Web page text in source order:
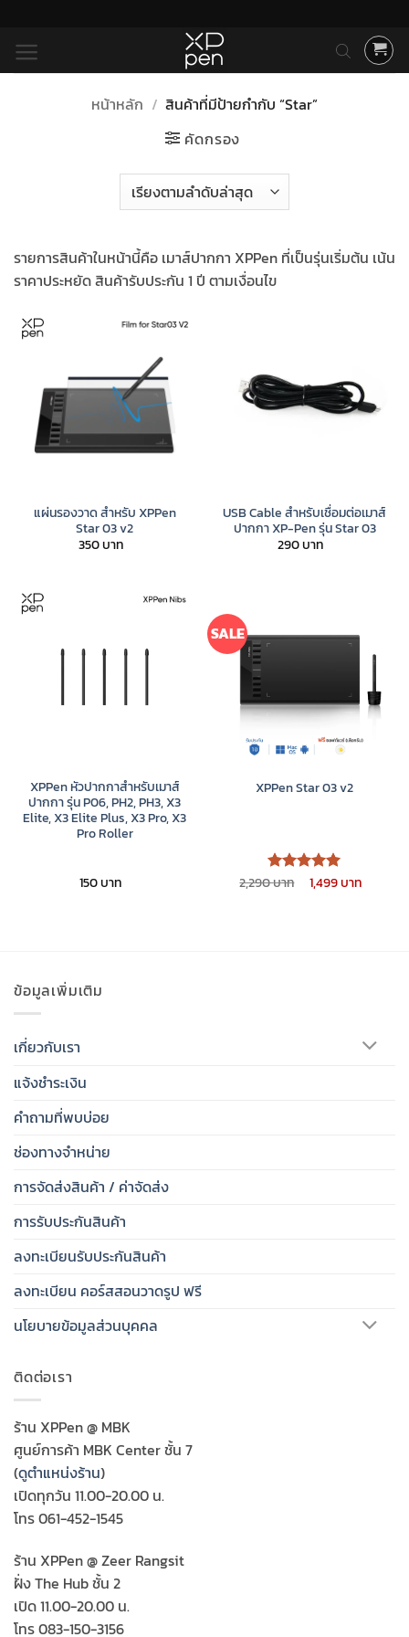
ยัง
เนื้อหา
หน้าหลัก / สินค้าที่มีป้ายกำกับ “Star”
คัดกรอง
รายการสินค้าในหน้านี้คือ เมาส์ปากกา XPPen ที่เป็นรุ่นเริ่มต้น เน้น
ราคาประหยัด สินค้ารับประกัน 1 ปี ตามเงื่อนไข
แผ่นรองวาด สำหรับ XPPen
Star 03 v2
350
USB Cable สำหรับเชื่อมต่อเมาส์
ปากกา XP-Pen รุ่น Star 03
290
XPPen หัวปากกาสำหรับเมาส์
ปากกา รุ่น P06, PH2, PH3, X3
Elite, X3 Elite Plus, X3 Pro, X3
Pro Roller
150
SALE
XPPen Star 03 v2
ให้คะแนน
2,290 Original
price
1,499
ข้อมูลเพิ่มเติม
เกี่ยวกับเรา
แจ้งชำระเงิน
คำถามที่พบบ่อย
ช่องทางจำหน่าย
การจัดส่งสินค้า / ค่าจัดส่ง
การรับประกันสินค้า
ลงทะเบียนรับประกันสินค้า
ลงทะเบียน คอร์สสอนวาดรูป ฟรี
นโยบายข้อมูลส่วนบุคคล
ติดต่อเรา
ร้าน XPPen @ MBK
ศูนย์การค้า MBK Center ชั้น 7
(ดูตำแหน่งร้าน)
เปิดทุกวัน 11.00-20.00 น.
โทร 061-452-1545
ร้าน XPPen @ Zeer Rangsit
ฝั่ง The Hub ชั้น 2
เปิด 11.00-20.00 น.
โทร 083-150-3156